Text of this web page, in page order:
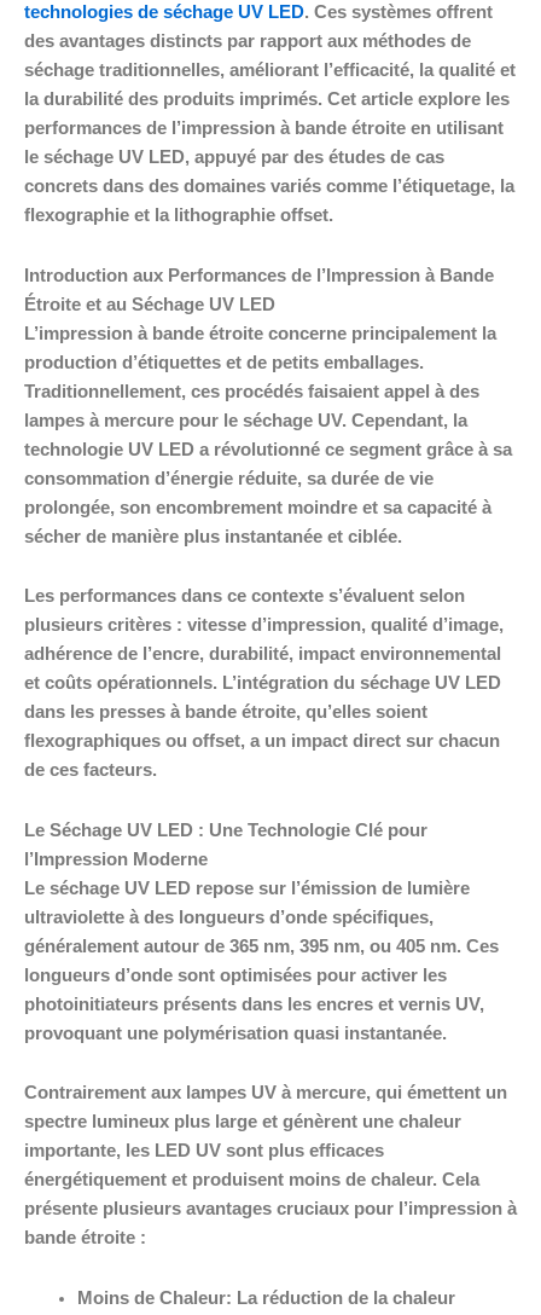
technologies de séchage UV LED. Ces systèmes offrent
des avantages distincts par rapport aux méthodes de
séchage traditionnelles, améliorant l’efficacité, la qualité et
la durabilité des produits imprimés. Cet article explore les
performances de l’impression à bande étroite en utilisant
le séchage UV LED, appuyé par des études de cas
concrets dans des domaines variés comme l’étiquetage, la
flexographie et la lithographie offset.
Introduction aux Performances de l’Impression à Bande
Étroite et au Séchage UV LED
L’impression à bande étroite concerne principalement la
production d’étiquettes et de petits emballages.
Traditionnellement, ces procédés faisaient appel à des
lampes à mercure pour le séchage UV. Cependant, la
technologie UV LED a révolutionné ce segment grâce à sa
consommation d’énergie réduite, sa durée de vie
prolongée, son encombrement moindre et sa capacité à
sécher de manière plus instantanée et ciblée.
Les performances dans ce contexte s’évaluent selon
plusieurs critères : vitesse d’impression, qualité d’image,
adhérence de l’encre, durabilité, impact environnemental
et coûts opérationnels. L’intégration du séchage UV LED
dans les presses à bande étroite, qu’elles soient
flexographiques ou offset, a un impact direct sur chacun
de ces facteurs.
Le Séchage UV LED : Une Technologie Clé pour
l’Impression Moderne
Le séchage UV LED repose sur l’émission de lumière
ultraviolette à des longueurs d’onde spécifiques,
généralement autour de 365 nm, 395 nm, ou 405 nm. Ces
longueurs d’onde sont optimisées pour activer les
photoinitiateurs présents dans les encres et vernis UV,
provoquant une polymérisation quasi instantanée.
Contrairement aux lampes UV à mercure, qui émettent un
spectre lumineux plus large et génèrent une chaleur
importante, les LED UV sont plus efficaces
énergétiquement et produisent moins de chaleur. Cela
présente plusieurs avantages cruciaux pour l’impression à
bande étroite :
Moins de Chaleur: La réduction de la chaleur